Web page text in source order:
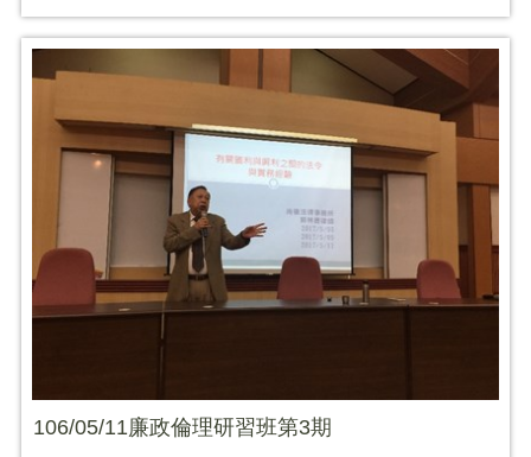
106/05/11廉政倫理研習班第3期